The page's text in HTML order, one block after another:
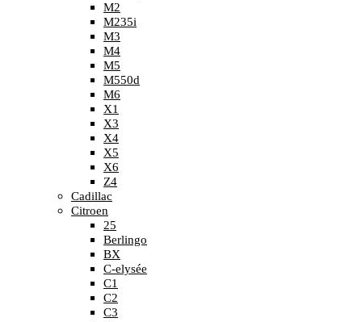
M2
M235i
M3
M4
M5
M550d
M6
X1
X3
X4
X5
X6
Z4
Cadillac
Citroen
25
Berlingo
BX
C-elysée
C1
C2
C3